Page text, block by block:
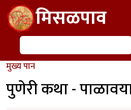
Skip to main contentमिसळपाव
शोध
मुख्य पान
पुणेरी कथा -